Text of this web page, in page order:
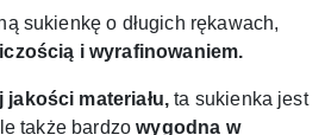
sukienkę o długich rękawach,
i wyrafinowaniem.
materiału, ta sukienka jest
także bardzowygodna w